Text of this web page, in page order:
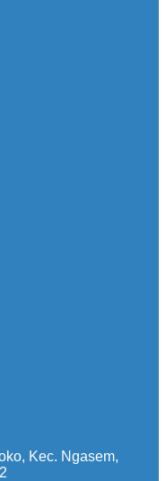
Kec. Ngasem,